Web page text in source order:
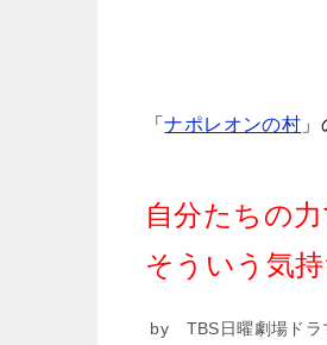
「ナポレオンの村 」
自分たちの
そういう気
by TBS日曜劇場ド